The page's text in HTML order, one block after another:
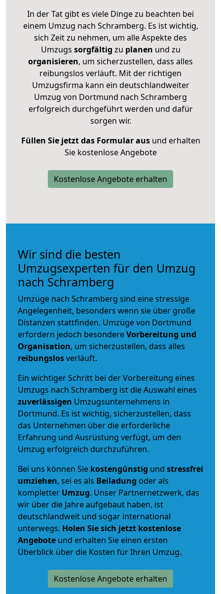
In der Tat gibt es viele Dinge zu beachten bei
einem Umzug nach Schramberg. Es ist wichtig,
sich Zeit zu nehmen, um alle Aspekte des
Umzugs sorgfältig zu planen und zu
organisieren, um sicherzustellen, dass alles
reibungslos verläuft. Mit der richtigen
Umzugsfirma kann ein deutschlandweiter
Umzug von Dortmund nach Schramberg
erfolgreich durchgeführt werden und dafür
sorgen wir.
Füllen Sie jetzt das Formular ausund erhalten
Sie kostenlose Angebote
Kostenlose Angebote erhalten
Wir sind die besten
Umzugsexperten für den Umzug
nach Schramberg
Umzüge nach Schramberg sind eine stressige
Angelegenheit, besonders wenn sie über große
Distanzen stattfinden. Umzüge von Dortmund
erfordern jedoch besondereVorbereitung und
Organisation, um sicherzustellen, dass alles
reibungslosverläuft.
Ein wichtiger Schritt bei der Vorbereitung eines
Umzugs nach Schramberg ist die Auswahl eines
zuverlässigen Umzugsunternehmens in
Dortmund. Es ist wichtig, sicherzustellen, dass
das Unternehmen über die erforderliche
Erfahrung und Ausrüstung verfügt, um den
Umzug erfolgreich durchzuführen.
Bei uns können Sie kostengünstig und stressfrei
umziehen, sei es als Beiladung oder als
kompletter Umzug. Unser Partnernetzwerk, das
wir über die Jahre aufgebaut haben, ist
deutschlandweit und sogar international
unterwegs. Holen Sie sich jetzt kostenlose
Angebote und erhalten Sie einen ersten
Überblick über die Kosten für Ihren Umzug.
Kostenlose Angebote erhalten